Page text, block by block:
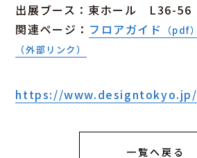
出展ブース：東ホール L36-56
関連ページ： フロアガイド （pdf）
（外部リンク）
https://www.designtokyo.jp/
一覧へ戻る